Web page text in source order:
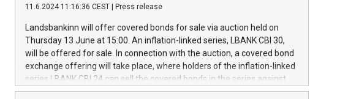
European Parliament and Council of 16 April 2014 (“MAR”) (save for
the rules on share buyback programmes set out in MAR article 5) and
the Commission Delegated Regulation (EU) 2016/1052, also referred
to as the Safe Harbour rules. Trading dayNumber of shares bought
backAverage transaction priceAmount DKKAccumulated trading for
days 1-25478,1001,023.01489,100,86026:3 June
20247,0001,050.597,354,13027:4 June
11.6.2024 11:16:36 CEST Press release
Landsbankinn will offer covered bonds for sale via auction held on
Thursday 13 June at 15:00. An inflation-linked series, LBANK CBI 30,
will be offered for sale. In connection with the auction, a covered bond
exchange offering will take place, where holders of the inflation-linked
series LBANK CBI 24 can sell the covered bonds in the series against
covered bonds bought in the above-mentioned auction. The clean